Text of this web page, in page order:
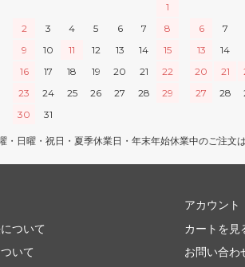
1
2
3 4 5 6 7
8
9
10 11 12 13 14
15
16
17 18 19 20 21
22
23
24 25 26 27 28
29
30
31
6
7
13
14
20
21
27
28
・日曜・祝日・夏季休業日・年末年始休業中のご注文
ついて
いて
アカウント
カートを見
お問い合わ